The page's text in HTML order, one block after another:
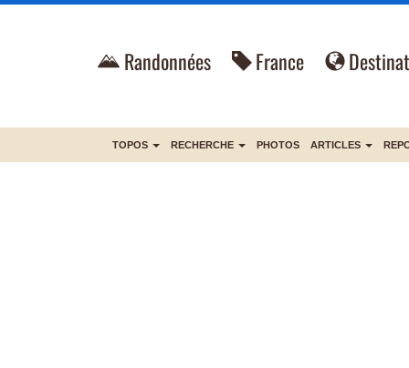
Randonnées France
TOPOS RECHERCHE PHOTOS ARTICLES